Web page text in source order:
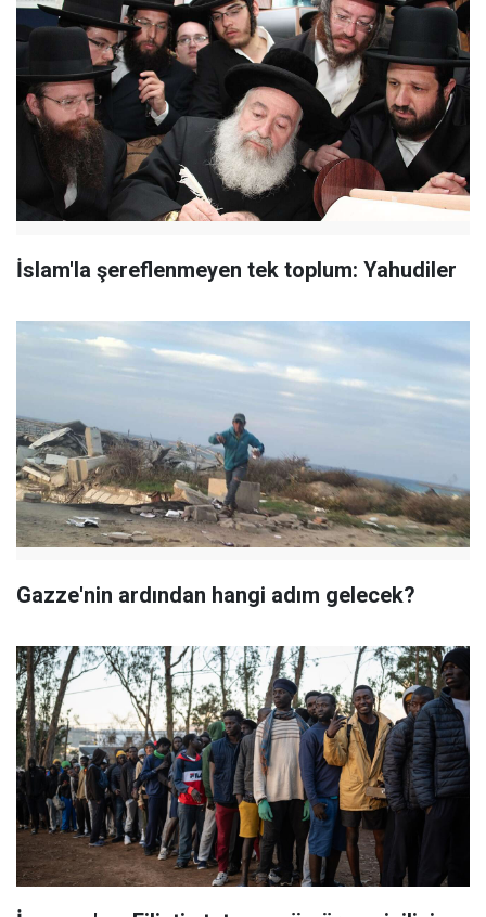
İslam'la şereflenmeyen tek toplum: Yahudiler
Gazze'nin ardından hangi adım gelecek?